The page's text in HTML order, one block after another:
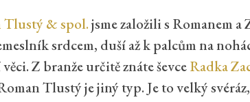
Tlustý & spol.jsme založili s Romanem
srdcem, duší až k palcům na
Z branže určitě znáte ševceRadka
Tlustý je jiný typ. Je to velký